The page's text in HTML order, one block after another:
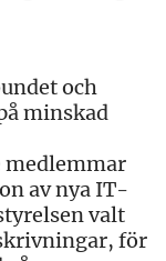
och
minskad
av nya IT-
valt
för